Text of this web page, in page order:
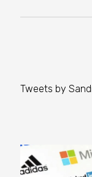
Tweets by